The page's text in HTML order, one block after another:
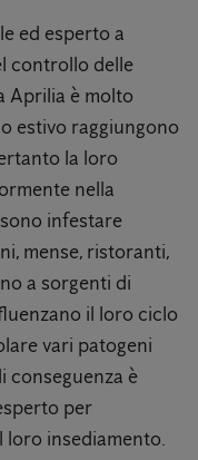
ed esperto a
controllo delle
Aprilia è molto
estivo raggiungono
la loro
nella
infestare
mense, ristoranti,
a sorgenti di
il loro ciclo
vari patogeni
conseguenza è
per
insediamento.